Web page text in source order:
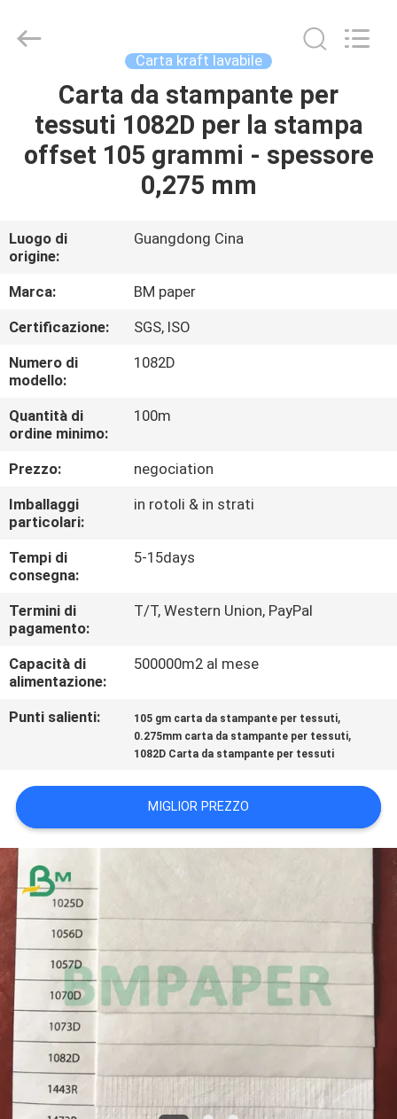
CASA.
PRODOTTI
DI
NOI
VISITA
ALLA
FABBRICA
CONTROLLO
DELLA
QUALITÀ
CONTATTACI
NOTIZIE
CASI
MAPPA
SITO
POLITICA
SULLA
PRIVACY
GUANGZHOU
BMPAPER
Carta kraft lavabile
Carta da stampante per
tessuti 1082D per la stampa
offset 105 grammi - spessore
0,275 mm
Luogo di
origine:
Guangdong Cina
Marca:
BM paper
Certificazione:
SGS, ISO
Numero di
modello:
1082D
Quantità di
ordine minimo:
100m
Prezzo:
negociation
Imballaggi
particolari:
in rotoli & in strati
Tempi di
consegna:
5-15days
Termini di
pagamento:
T/T, Western Union, PayPal
Capacità di
alimentazione:
500000m2 al mese
Punti salienti: 105 gm carta da stampante per tessuti,
0.275mm carta da stampante per tessuti,
1082D Carta da stampante per tessuti
MIGLIOR PREZZO